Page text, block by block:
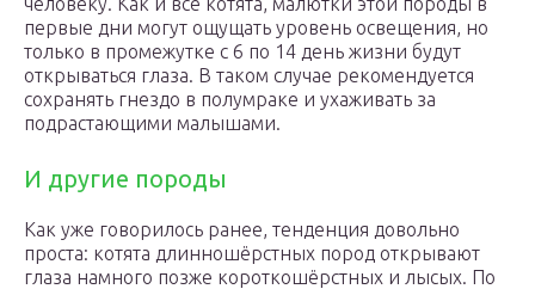
первые дни могут ощущать уровень освещения, но
только в промежутке с 6 по 14 день жизни будут
открываться глаза. В таком случае рекомендуется
сохранять гнездо в полумраке и ухаживать за
подрастающими малышами.
И другие породы
Как уже говорилось ранее, тенденция довольно
проста: котята длинношёрстных пород открывают
глаза намного позже короткошёрстных и лысых. По